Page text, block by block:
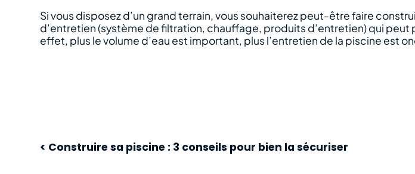
Si vous disposez d’un grand terrain, vous souhaiterez peut-être faire
d’entretien (système de filtration, chauffage, produits d’entretien) qui
effet, plus le volume d’eau est important, plus l’entretien de la piscine est
< Construire sa piscine : 3 conseils pour bien la sécuriser